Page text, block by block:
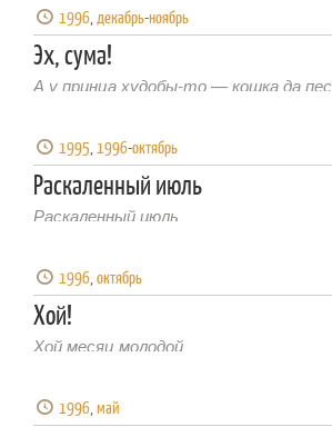
1996,декабрь-ноябрь
Эх, сума!
А у принца худобы-то — кошка да пес
1995,1996-октябрь
Раскаленный июль
Раскаленный июль
1996,октябрь
Хой!
Хой месяц молодой
1996,май